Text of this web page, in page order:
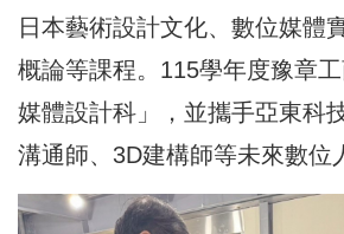
日本藝術設計文化、數位媒體
概論等課程。115學年度豫章
媒體設計科」，並攜手亞東科
溝通師、3D建構師等未來數位